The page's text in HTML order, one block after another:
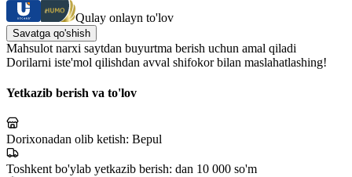
Qulay onlayn to'lov
Savatga qo'shish
Mahsulot narxi saytdan buyurtma berish uchun amal qiladi
Dorilarni iste'mol qilishdan avval shifokor bilan maslahatlashing!
Yetkazib berish va to'lov
Dorixonadan olib ketish: Bepul
Toshkent bo'ylab yetkazib berish: dan 10 000 so'm